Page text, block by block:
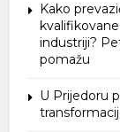
Kako
industriji?
pomažu
U Prijedoru